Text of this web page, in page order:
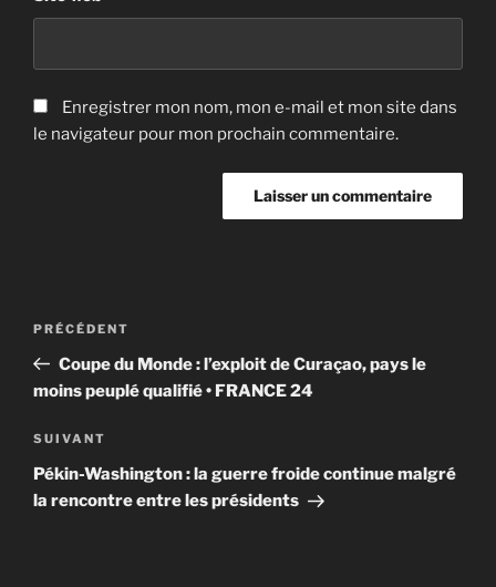
Enregistrer mon nom, mon e-mail et mon site dans
le navigateur pour mon prochain commentaire.
Navigation
l’article
Article
précédent
PRÉCÉDENT
Coupe du Monde : l’exploit de Curaçao, pays le
moins peuplé qualifié • FRANCE 24
Article
suivant
SUIVANT
Pékin-Washington : la guerre froide continue malgré
la rencontre entre les présidents